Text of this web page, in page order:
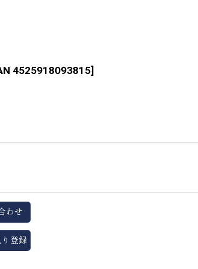
4525918093815]
わせ
り登録